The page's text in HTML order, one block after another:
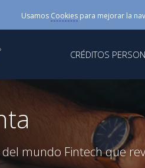
Usamos Cookiespara mejorar la
CRÉDITOS
del mundo Fintech que